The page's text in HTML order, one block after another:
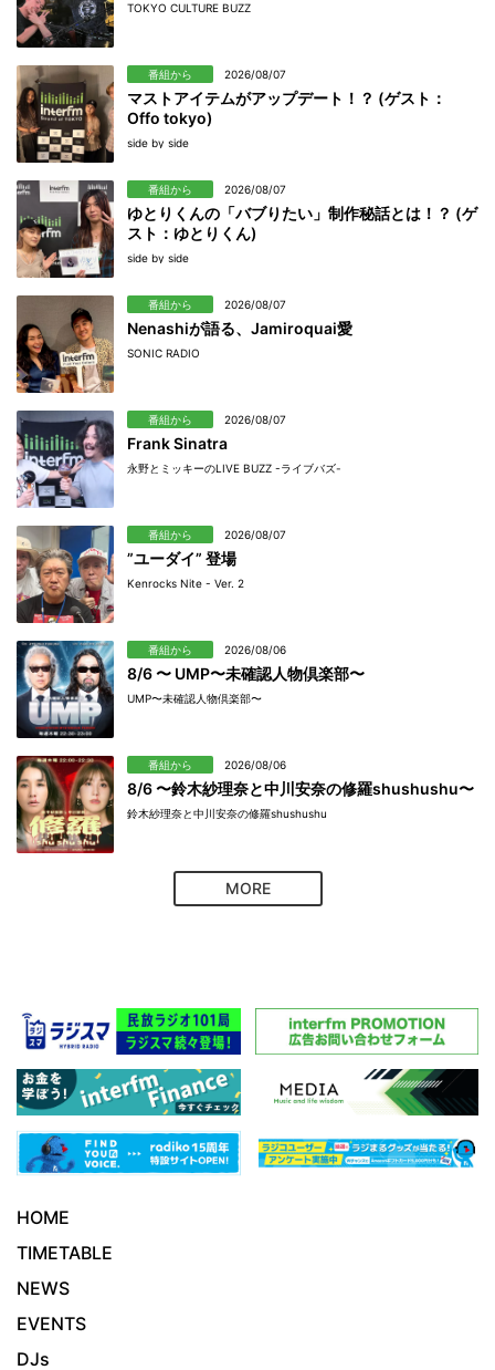
TOKYO CULTURE BUZZ
番組から 2026/08/07
マストアイテムがアップデート！？ (ゲスト：
Offo tokyo)
side by side
番組から 2026/08/07
ゆとりくんの「バブりたい」制作秘話とは！？ (ゲ
スト：ゆとりくん)
side by side
番組から 2026/08/07
Nenashiが語る、Jamiroquai愛
SONIC RADIO
番組から 2026/08/07
Frank Sinatra
永野とミッキーのLIVE BUZZ -ライブバズ-
番組から 2026/08/07
”ユーダイ” 登場
Kenrocks Nite - Ver. 2
番組から 2026/08/06
8/6 〜 UMP〜未確認人物倶楽部〜
UMP〜未確認人物倶楽部〜
番組から 2026/08/06
8/6 〜鈴木紗理奈と中川安奈の修羅shushushu〜
鈴木紗理奈と中川安奈の修羅shushushu
MORE
HOME
TIMETABLE
NEWS
EVENTS
DJs